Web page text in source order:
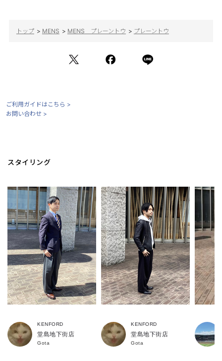
インされたシルエットです。
アッパーの上質さとの統一感をもたらすために、ブラックカラー
の中敷を採用しています。
足を通した瞬間から快適な履き心地を感じることが出来ます。
04.底材
トップ > MENS > MENS プレーントウ > プレーントウ
ご利用ガイドはこちら >
お問い合わせ >
スタイリング
KENFORD
堂島地下街店
Gota
KENFORD
堂島地下街店
Gota